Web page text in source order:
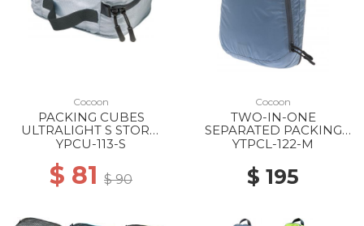
Cocoon
PACKING CUBES
ULTRALIGHT S STORM
BLUE
YPCU-113-S
$ 81 $ 90
Cocoon
TWO-IN-ONE
SEPARATED PACKING
CUBE LIGHT 25X18X9CM
YTPCL-122-M
$ 195